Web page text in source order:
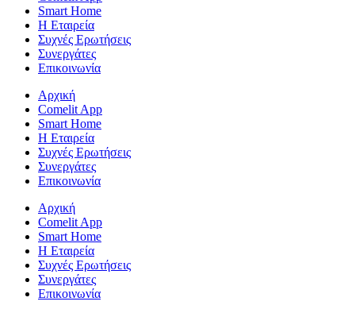
Smart Home
Η Εταιρεία
Συχνές Ερωτήσεις
Συνεργάτες
Επικοινωνία
Αρχική
Comelit App
Smart Home
Η Εταιρεία
Συχνές Ερωτήσεις
Συνεργάτες
Επικοινωνία
Αρχική
Comelit App
Smart Home
Η Εταιρεία
Συχνές Ερωτήσεις
Συνεργάτες
Επικοινωνία